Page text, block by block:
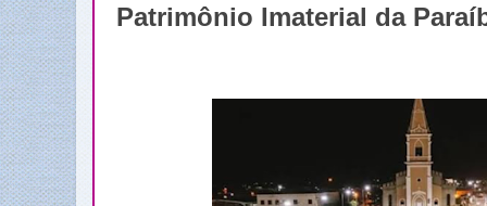
Patrimônio Imaterial da